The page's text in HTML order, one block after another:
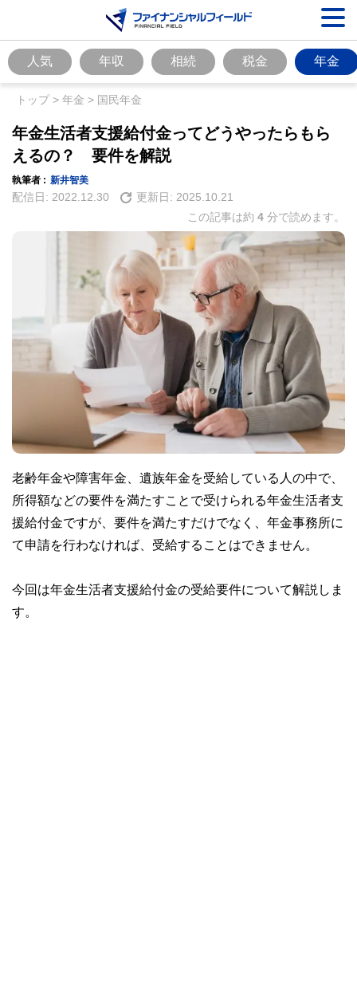
人気 年収 相続 税金 年金
トップ> 年金 > 国民年金
年金生活者支援給付金ってどうやったらもら
えるの？ 要件を解説
執筆者 : 新井智美
配信日: 2022.12.30 更新日: 2025.10.21
この記事は約 4 分で読めます。
老齢年金や障害年金、遺族年金を受給している人の中で、
所得額などの要件を満たすことで受けられる年金生活者支
援給付金ですが、要件を満たすだけでなく、年金事務所に
て申請を行わなければ、受給することはできません。
今回は年金生活者支援給付金の受給要件について解説しま
す。